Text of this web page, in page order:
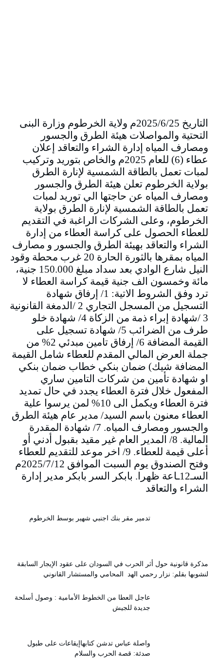
التاريخ 2025/6/25م ولاية الخرطوم وزارة البنى
التحتية والمواصلات هيئة الطرق والجسور
ومصارف المياه إدارة الشراء والتعاقد إعلان
عطاء (6) للعام 2025م والخاص بتوريد وتركيب
لمبات تعمل بالطاقة الشمسية لإنارة الطرق
بولاية الخرطوم تعلن هيئة الطرق والجسور
ومصارف المياه عن حاجتها الي توريد لمبات
تعمل بالطاقة الشمسية لإنارة الطرق بولاية
الخرطوم، وعلى الشركات الراغبة في التقديم
للعطاء الحصول على كراسة العطاء من إدارة
الشراء والتعاقد بهيئة الطرق والجسور و مصارف
المياه بمقرها بالثورة الحارة 20 غرب محطة وقود
النيل شارع الوادي بعد سداد مبلغ 150.000 جنية،
مائة وخمسون الف جنية قيمة كراسة العطاء لا
ترد وفق الشروط الاتية: 1/ إرفاق شهادة
التسجيل من المسجل التجاري 2 /الدمغة القانونية
3 /شهادة إبراء ذمة من الزكاة 4/ شهادة خلو
طرف من الضرائب 5/ شهادة تسجيل على
القيمة المضافة 6/ إرفاق تامين مبدئي 2% من
جملة العرض المالي المقدم للعطاء شامل القيمة
المضافة شيك) ضمان بنكي خطاب ضمان بنكي
او شهادة تأمين من شركات التامين ساري
المفعول خلال فترة العطاء يجدد في حال تمديد
فترة العطاء ويكمل الى 10% لمن يرسوا علية
العطاء معنون باسم السيد/ مدير عام هيئة الطرق
والجسور ومصارف المياه. 7/ شهادة المقدرة
المالية. 8/ المدير العام غير مقيد بقبول أدني أو
أعلى قيمة للعطاء. 9/ اخر موعد للتقديم للعطاء
وفتح الصندوق يوم السبت الموافق 2025/7/12م
السـ12ـاعة ظهرا. بابكر السر بابكر مدير إدارة
الشراء والتعاقد
تدمير مقر بنك اجنبي شهير بوسط الخرطوم
مذكرة قانونية حول أثر الحرب في السودان على عقود الإيجار السابقة
لنشوبها بقلم: نزار رحمي الهد المحامي والمستشار القانوني
عاجل العطا من الخطوط الأمامية : وصول أسلحة
جديدة للجيش
واصلة عباس تدشن كتابهاإيقاعات على طبول
صدئة: قصة الحرب والسلام